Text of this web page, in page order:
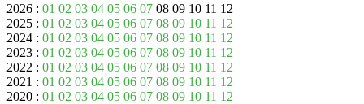
2026 : 01 02 03 04 05 06 07 08 09 10 11 12
2025 : 01 02 03 04 05 06 07 08 09 10 11 12
2024 : 01 02 03 04 05 06 07 08 09 10 11 12
2023 : 01 02 03 04 05 06 07 08 09 10 11 12
2022 : 01 02 03 04 05 06 07 08 09 10 11 12
2021 : 01 02 03 04 05 06 07 08 09 10 11 12
2020 : 01 02 03 04 05 06 07 08 09 10 11 12